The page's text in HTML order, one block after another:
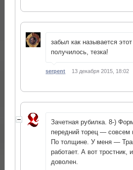
забыл как называется
получилось, тезка!
serpent 13 декабря 2015, 18:02
Зачетная рубилка. 8-)
передний торец — совсем
По толщине. У меня —
работает. А вот
доволен.